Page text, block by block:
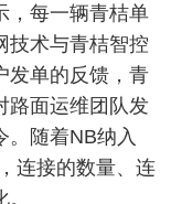
，每一辆青桔单
技术与青桔智控
发单的反馈，青
路面运维团队发
。随着NB纳入
连接的数量、连